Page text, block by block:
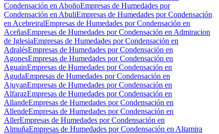
Condensación en AboñoEmpresas de Humedades por
Condensación en AbuliEmpresas de Humedades por Condensación
en AcebreiralEmpresas de Humedades por Condensación en
AceñasEmpresas de Humedades por Condensación en Admiracion
de IglesiaEmpresas de Humedades por Condensación en
AdralésEmpresas de Humedades por Condensación en
AgonesEmpresas de Humedades por Condensación en
AguainEmpresas de Humedades por Condensación en
AgudaEmpresas de Humedades por Condensación en
AjuyanEmpresas de Humedades por Condensación en
AlfarazEmpresas de Humedades por Condensación en
AllandeEmpresas de Humedades por Condensación en
AllendeEmpresas de Humedades por Condensación en
AllerEmpresas de Humedades por Condensación en
AlmuñaEmpresas de Humedades por Condensación en Altamira